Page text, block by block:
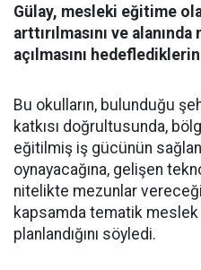
Gülay, mesleki eğitime
arttırılmasını ve
açılmasını
Bu okulların, bulunduğu
katkısı doğrultusunda,
eğitilmiş iş gücünün
oynayacağına, gelişen
nitelikte mezunlar
kapsamda tematik meslek
planlandığını söyledi.